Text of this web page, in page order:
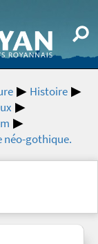
Histoire
néo-gothique.